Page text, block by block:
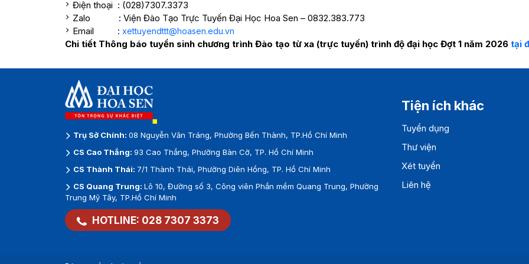
Điện thoại : (028)7307.3373
Zalo : Viện Đào Tạo Trực Tuyến Đại Học Hoa Sen – 0832.383.773
Email : xettuyendttt@hoasen.edu.vn
Chi tiết Thông báo tuyển sinh chương trình Đào tạo từ xa (trực tuyến) trình độ đại học Đợt 1 năm 2026 tại
Trụ Sở Chính: 08 Nguyễn Văn Tráng, Phường Bến Thành, TP.Hồ Chí Minh
CS Cao Thắng: 93 Cao Thắng, Phường Bàn Cờ, TP. Hồ Chí Minh
CS Thành Thái: 7/1 Thành Thái, Phường Diên Hồng, TP. Hồ Chí Minh
CS Quang Trung: Lô 10, Đường số 3, Công viên Phần mềm Quang Trung, Phường
Trung Mỹ Tây, TP.Hồ Chí Minh
HOTLINE: 028 7307 3373
Tiện ích khác
Tuyển dụng
Thư viện
Xét tuyển
Liên hệ